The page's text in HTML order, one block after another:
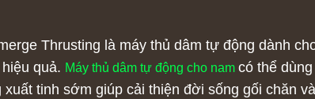
Thrusting là máy thủ dâm tự động dành
quả. Máy thủ dâm tự động cho nam có thể
tinh sớm giúp cải thiện đời sống gối chăn